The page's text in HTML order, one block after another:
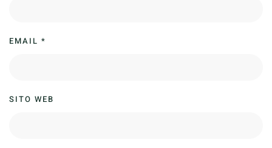
EMAIL *
SITO WEB